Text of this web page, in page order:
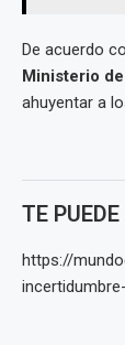
De acuerdo
Ministerio
ahuyentar a
TE
https://